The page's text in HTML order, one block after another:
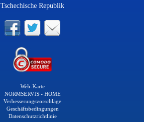
Tschechische Republik
Web-Karte
NORMSERVIS - HOME
Verbesserungsvorschläge
Geschäftsbedingungen
Datenschutzrichtlinie